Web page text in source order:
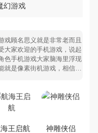
幻游戏
戏顾名思义就是非常老而且
大家欢迎的手机游戏，说起
色手机游戏大家脑海里浮现
就是像素街机游戏，相信很
游戏有哪些呢？游戏今天，
载站小编芒果味的怪咖给大
迎大家前来选择下载体验
王启航 神雕侠侣